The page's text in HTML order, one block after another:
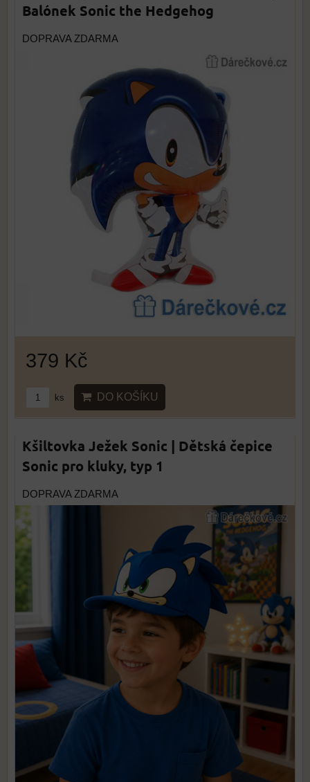
Balónek Sonic the Hedgehog
DOPRAVA ZDARMA
379 Kč
ks DO KOŠÍKU
Kšiltovka Ježek Sonic | Dětská čepice
Sonic pro kluky, typ 1
DOPRAVA ZDARMA